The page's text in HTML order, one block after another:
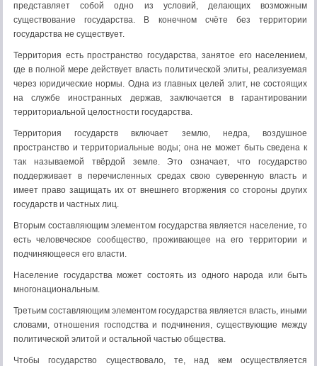
представляет собой одно из условий, делающих возможным
существование государства. В конечном счёте без территории
государства не существует.
Территория есть пространство государства, занятое его населением,
где в полной мере действует власть политической элиты, реализуемая
через юридические нормы. Одна из главных целей элит, не состоящих
на службе иностранных держав, заключается в гарантировании
территориальной целостности государства.
Территория государств включает землю, недра, воздушное
пространство и территориальные воды; она не может быть сведена к
так называемой твёрдой земле. Это означает, что государство
поддерживает в перечисленных средах свою суверенную власть и
имеет право защищать их от внешнего вторжения со стороны других
государств и частных лиц.
Вторым составляющим элементом государства является население, то
есть человеческое сообщество, проживающее на его территории и
подчиняющееся его власти.
Население государства может состоять из одного народа или быть
многонациональным.
Третьим составляющим элементом государства является власть, иными
словами, отношения господства и подчинения, существующие между
политической элитой и остальной частью общества.
Чтобы государство существовало, те, над кем осуществляется